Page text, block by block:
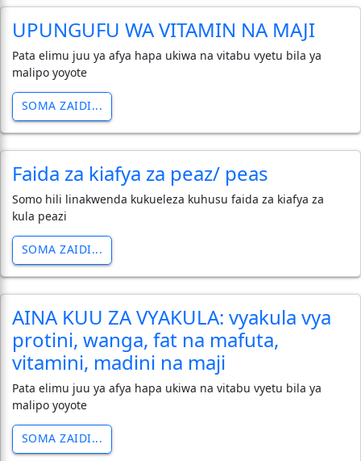
UPUNGUFU WA VITAMIN NA MAJI
Pata elimu juu ya afya hapa ukiwa na vitabu vyetu bila ya
malipo yoyote
SOMA ZAIDI...
Faida za kiafya za peaz/ peas
Somo hili linakwenda kukueleza kuhusu faida za kiafya za
kula peazi
SOMA ZAIDI...
AINA KUU ZA VYAKULA: vyakula vya
protini, wanga, fat na mafuta,
vitamini, madini na maji
Pata elimu juu ya afya hapa ukiwa na vitabu vyetu bila ya
malipo yoyote
SOMA ZAIDI...